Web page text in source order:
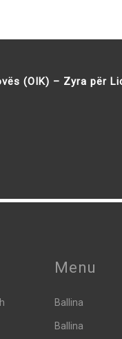
(OIK) – Zyra për
Menu
Ballina
Ballina